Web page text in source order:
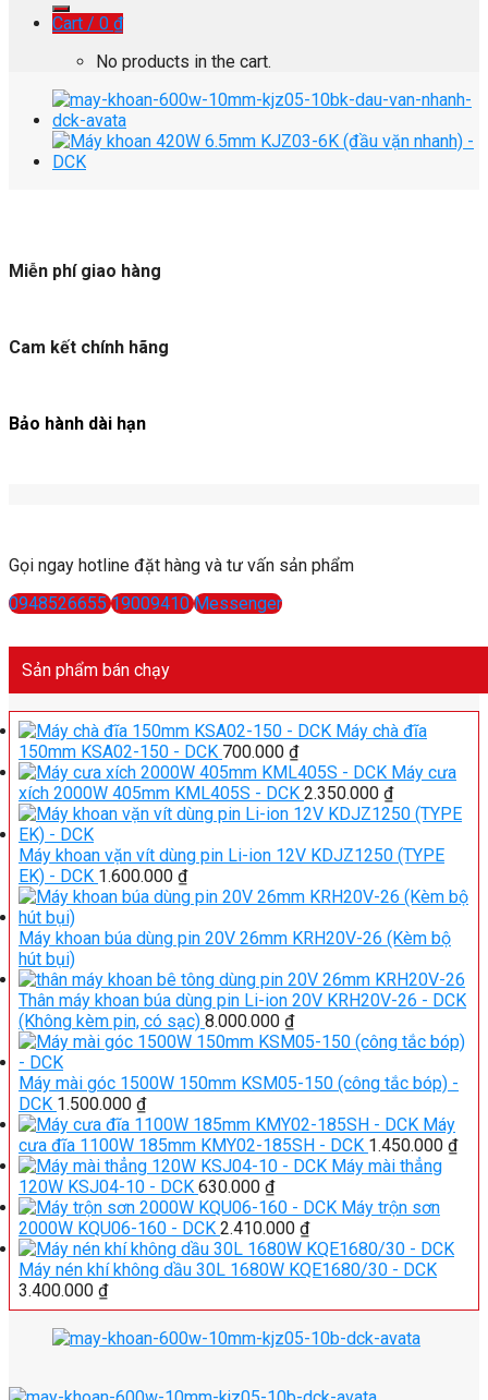
Cart / 0 ₫
No products in the cart.
Miễn phí giao hàng
Cam kết chính hãng
Bảo hành dài hạn
Gọi ngay hotline đặt hàng và tư vấn sản phẩm
0948526655 19009410 Messenger
Sản phẩm bán chạy
Máy chà đĩa
150mm KSA02-150 - DCK 700.000 ₫
Máy cưa
xích 2000W 405mm KML405S - DCK 2.350.000 ₫
Máy khoan vặn vít dùng pin Li-ion 12V KDJZ1250 (TYPE
EK) - DCK 1.600.000 ₫
Máy khoan búa dùng pin 20V 26mm KRH20V-26 (Kèm bộ
hút bụi)
Thân máy khoan búa dùng pin Li-ion 20V KRH20V-26 - DCK
(Không kèm pin, có sạc) 8.000.000 ₫
Máy mài góc 1500W 150mm KSM05-150 (công tắc bóp) -
DCK 1.500.000 ₫
Máy
cưa đĩa 1100W 185mm KMY02-185SH - DCK 1.450.000 ₫
Máy mài thẳng
120W KSJ04-10 - DCK 630.000 ₫
Máy trộn sơn
2000W KQU06-160 - DCK 2.410.000 ₫
Máy nén khí không dầu 30L 1680W KQE1680/30 - DCK
3.400.000 ₫